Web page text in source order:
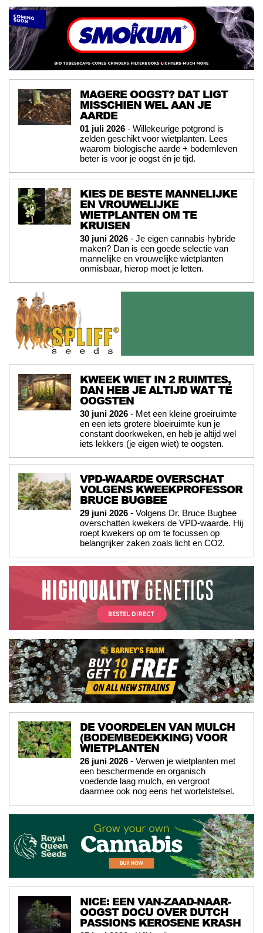
MAGERE OOGST? DAT LIGT
MISSCHIEN WEL AAN JE
AARDE
01 juli 2026 - Willekeurige potgrond is
zelden geschikt voor wietplanten. Lees
waarom biologische aarde + bodemleven
beter is voor je oogst én je tijd.
KIES DE BESTE MANNELIJKE
EN VROUWELIJKE
WIETPLANTEN OM TE
KRUISEN
30 juni 2026 - Je eigen cannabis hybride
maken? Dan is een goede selectie van
mannelijke en vrouwelijke wietplanten
onmisbaar, hierop moet je letten.
KWEEK WIET IN 2 RUIMTES,
DAN HEB JE ALTIJD WAT TE
OOGSTEN
30 juni 2026 - Met een kleine groeiruimte
en een iets grotere bloeiruimte kun je
constant doorkweken, en heb je altijd wel
iets lekkers (je eigen wiet) te oogsten.
VPD-WAARDE OVERSCHAT
VOLGENS KWEEKPROFESSOR
BRUCE BUGBEE
29 juni 2026 - Volgens Dr. Bruce Bugbee
overschatten kwekers de VPD-waarde. Hij
roept kwekers op om te focussen op
belangrijker zaken zoals licht en CO2.
DE VOORDELEN VAN MULCH
(BODEMBEDEKKING) VOOR
WIETPLANTEN
26 juni 2026 - Verwen je wietplanten met
een beschermende en organisch
voedende laag mulch, en vergroot
daarmee ook nog eens het wortelstelsel.
NICE: EEN VAN-ZAAD-NAAR-
OOGST DOCU OVER DUTCH
PASSIONS KEROSENE KRASH